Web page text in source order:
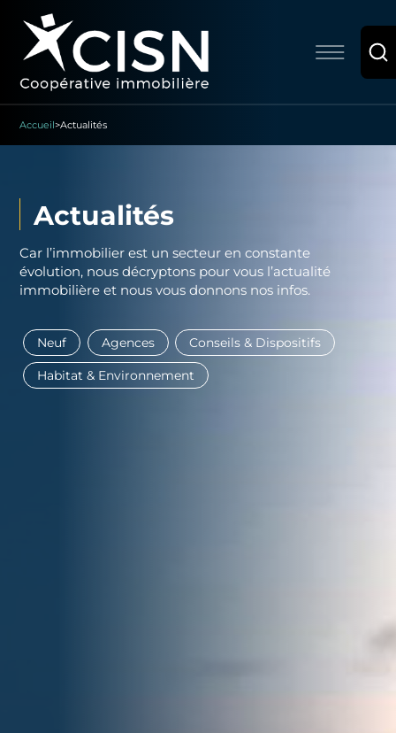
Accueil>Actualités
Actualités
Car l’immobilier est un secteur en constante
évolution, nous décryptons pour vous l’actualité
immobilière et nous vous donnons nos infos.
Neuf Agences Conseils & Dispositifs
Habitat & Environnement